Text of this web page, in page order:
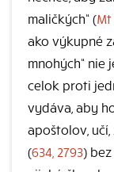
maličkých“ (Mt
ako výkupné
mnohých“ nie
celok proti
vydáva, aby
apoštolov,
(634, 2793)